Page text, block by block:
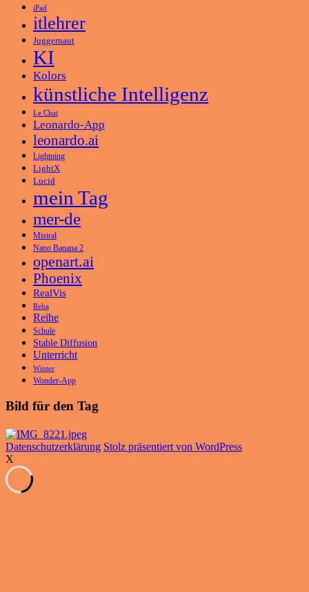
iPad
itlehrer
Juggernaut
KI
Kolors
künstliche Intelligenz
Le Chat
Leonardo-App
leonardo.ai
Lightning
LightX
Lucid
mein Tag
mer-de
Mistral
Nano Banana 2
openart.ai
Phoenix
RealVis
Reha
Reihe
Schule
Stable Diffusion
Unterricht
Winter
Wonder-App
Bild für den Tag
Datenschutzerklärung Stolz präsentiert von WordPress
X